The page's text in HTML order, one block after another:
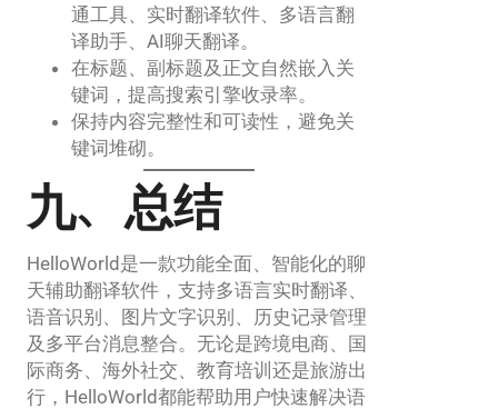
通工具、实时翻译软件、多语言翻
译助手、AI聊天翻译。
在标题、副标题及正文自然嵌入关
键词，提高搜索引擎收录率。
保持内容完整性和可读性，避免关
键词堆砌。
九、总结
HelloWorld是一款功能全面、智能化的聊
天辅助翻译软件，支持多语言实时翻译、
语音识别、图片文字识别、历史记录管理
及多平台消息整合。无论是跨境电商、国
际商务、海外社交、教育培训还是旅游出
行，HelloWorld都能帮助用户快速解决语